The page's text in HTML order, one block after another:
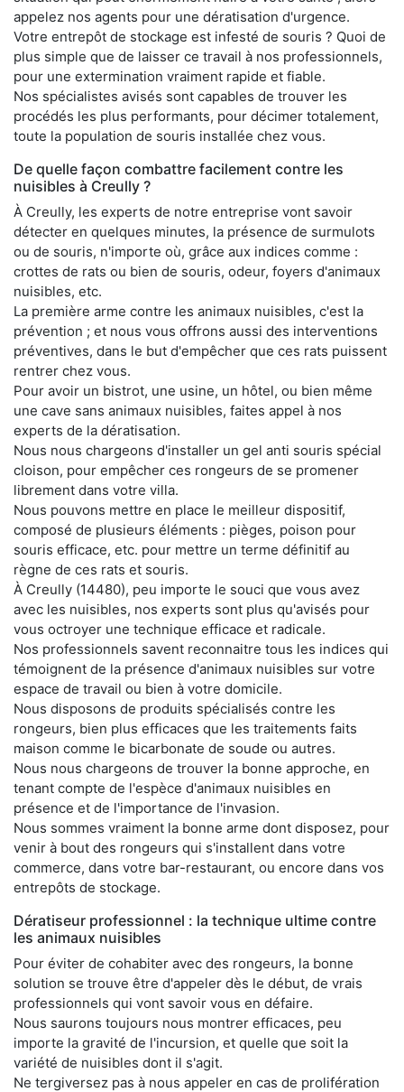
appelez nos agents pour une dératisation d'urgence.
Votre entrepôt de stockage est infesté de souris ? Quoi de
plus simple que de laisser ce travail à nos professionnels,
pour une extermination vraiment rapide et fiable.
Nos spécialistes avisés sont capables de trouver les
procédés les plus performants, pour décimer totalement,
toute la population de souris installée chez vous.
De quelle façon combattre facilement contre les
nuisibles à Creully ?
À Creully, les experts de notre entreprise vont savoir
détecter en quelques minutes, la présence de surmulots
ou de souris, n'importe où, grâce aux indices comme :
crottes de rats ou bien de souris, odeur, foyers d'animaux
nuisibles, etc.
La première arme contre les animaux nuisibles, c'est la
prévention ; et nous vous offrons aussi des interventions
préventives, dans le but d'empêcher que ces rats puissent
rentrer chez vous.
Pour avoir un bistrot, une usine, un hôtel, ou bien même
une cave sans animaux nuisibles, faites appel à nos
experts de la dératisation.
Nous nous chargeons d'installer un gel anti souris spécial
cloison, pour empêcher ces rongeurs de se promener
librement dans votre villa.
Nous pouvons mettre en place le meilleur dispositif,
composé de plusieurs éléments : pièges, poison pour
souris efficace, etc. pour mettre un terme définitif au
règne de ces rats et souris.
À Creully (14480), peu importe le souci que vous avez
avec les nuisibles, nos experts sont plus qu'avisés pour
vous octroyer une technique efficace et radicale.
Nos professionnels savent reconnaitre tous les indices qui
témoignent de la présence d'animaux nuisibles sur votre
espace de travail ou bien à votre domicile.
Nous disposons de produits spécialisés contre les
rongeurs, bien plus efficaces que les traitements faits
maison comme le bicarbonate de soude ou autres.
Nous nous chargeons de trouver la bonne approche, en
tenant compte de l'espèce d'animaux nuisibles en
présence et de l'importance de l'invasion.
Nous sommes vraiment la bonne arme dont disposez, pour
venir à bout des rongeurs qui s'installent dans votre
commerce, dans votre bar-restaurant, ou encore dans vos
entrepôts de stockage.
Dératiseur professionnel : la technique ultime contre
les animaux nuisibles
Pour éviter de cohabiter avec des rongeurs, la bonne
solution se trouve être d'appeler dès le début, de vrais
professionnels qui vont savoir vous en défaire.
Nous saurons toujours nous montrer efficaces, peu
importe la gravité de l'incursion, et quelle que soit la
variété de nuisibles dont il s'agit.
Ne tergiversez pas à nous appeler en cas de prolifération